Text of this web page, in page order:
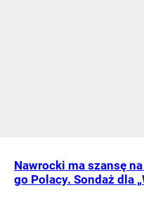
Nawrocki ma szansę
go Polacy. Sondaż dla